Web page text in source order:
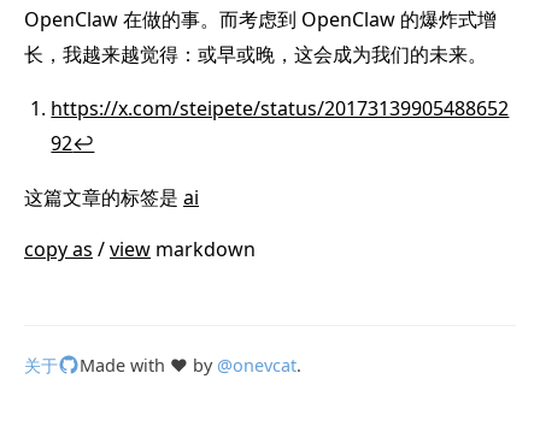
OpenClaw 在做的事。而考虑到 OpenClaw 的爆炸式增
长，我越来越觉得：或早或晚，这会成为我们的未来。
https://x.com/steipete/status/20173139905488652
92↩
这篇文章的标签是 ai
copy as /view markdown
关于 Made with ❤️ by @onevcat.